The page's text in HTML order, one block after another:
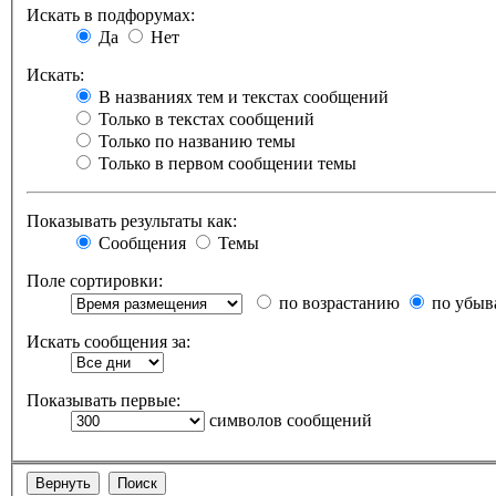
Искать в подфорумах:
Да
Нет
Искать:
В названиях тем и текстах сообщений
Только в текстах сообщений
Только по названию темы
Только в первом сообщении темы
Показывать результаты как:
Сообщения
Темы
Поле сортировки:
по возрастанию
по
Искать сообщения за:
Показывать первые:
символов сообщений